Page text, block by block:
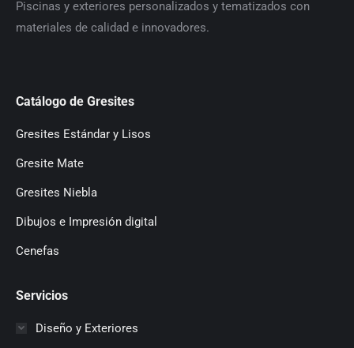
Piscinas y exteriores personalizados y tematizados con
materiales de calidad e innovadores.
Catálogo de Gresites
Gresites Estándar y Lisos
Gresite Mate
Gresites Niebla
Dibujos e Impresión digital
Cenefas
Servicios
Diseño y Exteriores